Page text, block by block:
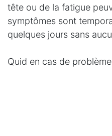
tête ou de la fatigue
symptômes sont
quelques jours sans
Quid en cas de